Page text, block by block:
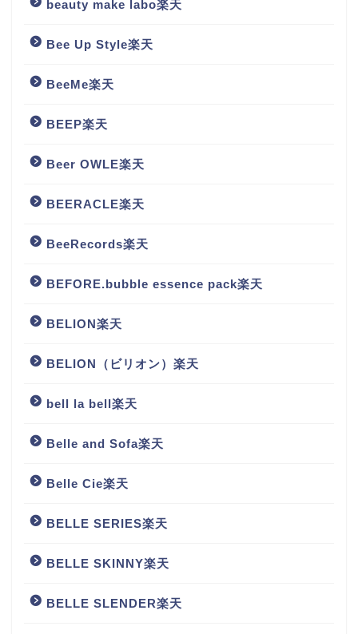
beauty make labo楽天
Bee Up Style楽天
BeeMe楽天
BEEP楽天
Beer OWLE楽天
BEERACLE楽天
BeeRecords楽天
BEFORE.bubble essence pack楽天
BELION楽天
BELION（ビリオン）楽天
bell la bell楽天
Belle and Sofa楽天
Belle Cie楽天
BELLE SERIES楽天
BELLE SKINNY楽天
BELLE SLENDER楽天